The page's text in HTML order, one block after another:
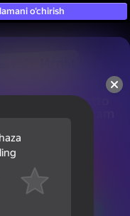
o‘chirish
o‘yinlar, hatto
odamlar ham